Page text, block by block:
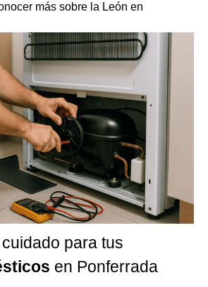
más sobre la León en
para tus
en Ponferrada